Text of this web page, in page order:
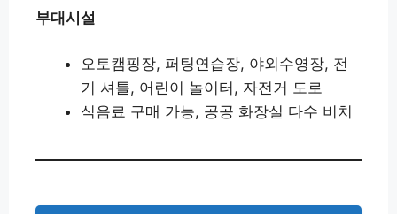
부대시설
오토캠핑장, 퍼팅연습장, 야외수영장, 전
기 셔틀, 어린이 놀이터, 자전거 도로
식음료 구매 가능, 공공 화장실 다수 비치